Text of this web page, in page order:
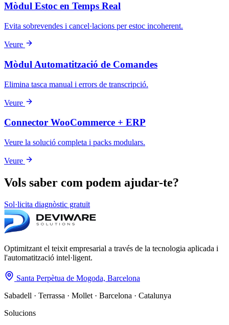
Mòdul Estoc en Temps Real
Evita sobrevendes i cancel·lacions per estoc incoherent.
Veure
Mòdul Automatització de Comandes
Elimina tasca manual i errors de transcripció.
Veure
Connector WooCommerce + ERP
Veure la solució completa i packs modulars.
Veure
Vols saber com podem ajudar-te?
Sol·licita diagnòstic gratuït
Optimitzant el teixit empresarial a través de la tecnologia aplicada i
l'automatització intel·ligent.
Santa Perpètua de Mogoda, Barcelona
Sabadell · Terrassa · Mollet · Barcelona · Catalunya
Solucions